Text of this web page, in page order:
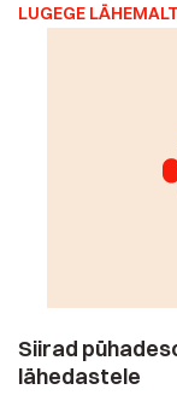
Hea hooliv
pühadesoovid teile
hoolitseme nende